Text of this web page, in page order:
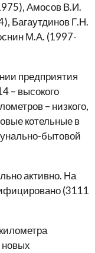
Амосов В.И.
Багаутдинов Г.Н.
М.А. (1997-
предприятия
– высокого
– низкого,
котельные в
бытовой
активно. На
(3111
новых